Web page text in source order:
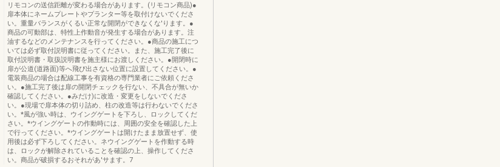
リモコンの送信距離が変わる場合があります。(リモコン商品)●
扉本体にネームプレートやプランター等を取付けないでくださ
い。重量バランスがくるい正常な開閉ができなくな'ります。●
商品の可動部は、特性上作動音が発生する場合があります。注
油するなどのメンテナンスを行ってください。●商品の施工につ
いては必ず取付説明書に従ってください。また、施工完了後に
取付説明書・取扱説明書を施主様にお渡しください。●開閉時に
扉が公道(道路面)等へ飛び出さない位置に設置してください。●
電装商品の場合は配線工事を有資格の専門業者にご依頼くださ
い。●施工完了後は扉の開閉チェックを行ない、不具合が無いか
確認してください。●みだけ)に改造・変更をしないでくださ
い。●現場で扉本体の切り詰め、柱の改造等は行わないでくださ
い。*風が強い時は、ウイングゲートを下ろし、ロックしてくだ
さい。*ウイングゲートの作動時には、周囲の安全を確認した上
で行ってください。*ウイングゲートは開けたまま放置せず、使
用後は必ず下ろしてください。ネウイングゲートを作動する時
は、ロックが解除されていることを確認の上、操作してくださ
い。商品が破損するおそれがあ'サます。7